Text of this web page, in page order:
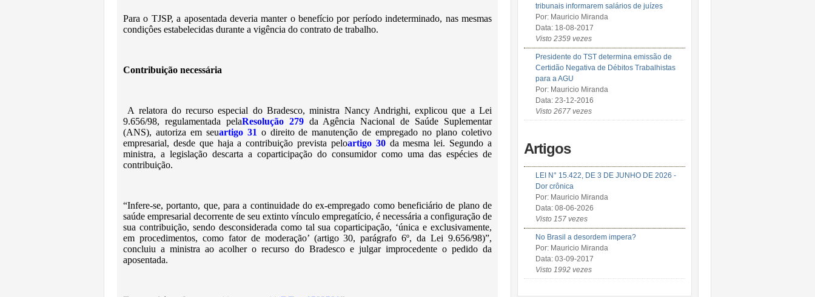
Para o TJSP, a aposentada deveria manter o benefício por período indeterminado, nas mesmas
condiçôes estabelecidas durante a vigência do contrato de trabalho.
Contribuição necessária
A relatora do recurso especial do Bradesco, ministra Nancy Andrighi, explicou que a Lei
9.656/98, regulamentada pelaResolução 279da Agência Nacional de Saúde Suplementar
(ANS), autoriza em seuartigo 31 o direito de manutenção de empregado no plano coletivo
empresarial, desde que haja a contribuição prevista peloartigo 30da mesma lei. Segundo a
ministra, a legislação descarta a coparticipação do consumidor como uma das espécies de
contribuição.
“Infere-se, portanto, que, para a continuidade do ex-empregado como beneficiário de plano de
saúde empresarial decorrente de seu extinto vínculo empregatício, é necessária a configuração de
sua contribuição, sendo desconsiderada como tal sua coparticipação, ‘única e exclusivamente,
em procedimentos, como fator de moderação’ (artigo 30, parágrafo 6º, da Lei 9.656/98)”,
concluiu a ministra ao acolher o recurso do Bradesco e julgar improcedente o pedido da
aposentada.
tribunais informarem salários de juízes
Por: Mauricio Miranda
Data: 18-08-2017
Visto 2359 vezes
Presidente do TST determina emissão de
Certidão Negativa de Débitos Trabalhistas
para a AGU
Por: Mauricio Miranda
Data: 23-12-2016
Visto 2677 vezes
Artigos
LEI N° 15.422, DE 3 DE JUNHO DE 2026 -
Dor crônica
Por: Mauricio Miranda
Data: 08-06-2026
Visto 157 vezes
No Brasil a desordem impera?
Por: Mauricio Miranda
Data: 03-09-2017
Visto 1992 vezes